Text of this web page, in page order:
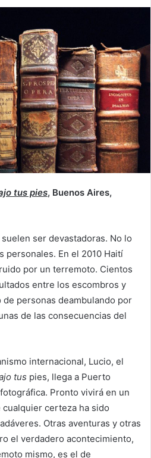
tus pies, Buenos Aires,
ser devastadoras. No lo
personales. En el 2010 Haití
por un terremoto. Cientos
entre los escombros y
personas deambulando por
de las consecuencias del
internacional, Lucio, el
tus pies, llega a Puerto
Pronto vivirá en un
certeza ha sido
Otras aventuras y otras
el verdadero acontecimiento,
mismo, es el de